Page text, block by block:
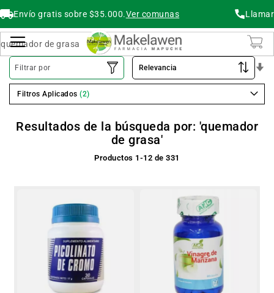
Envío gratis sobre $35.000.Ver comunas Llamar
Resultados de la búsqueda por: 'quemador
de grasa'
Productos 1 -12 de331
Filtrar por
Filtros Aplicados